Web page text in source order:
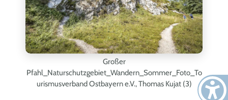
Großer
Pfahl_Naturschutzgebiet_Wandern_Sommer_Foto_To
urismusverband Ostbayern e.V., Thomas Kujat (3)